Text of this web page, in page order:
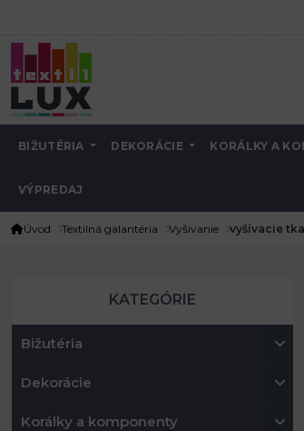
BIŽUTÉRIA DEKORÁCIE KORÁLKY A
VÝPREDAJ
Úvod Textilná galantéria Vyšívanie vyšívacie
KATEGÓRIE
Bižutéria
Dekorácie
Korálky a komponenty